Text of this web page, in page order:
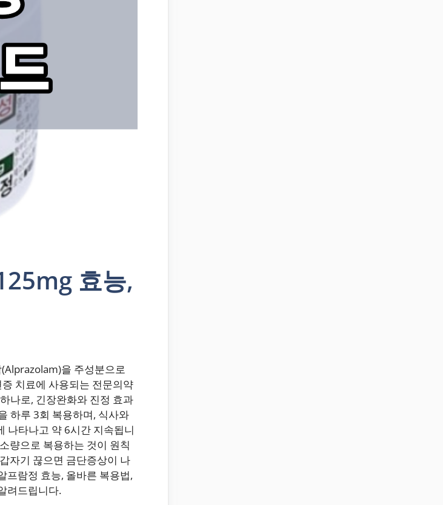
효능,
을 주성분으로
치료에 사용되는 전문의약
나로, 긴장완화와 진정 효과
하루 3회 복용하며, 식사와
나타나고 약 6시간 지속됩니
량으로 복용하는 것이 원칙
자기 끊으면 금단증상이 나
프람정 효능, 올바른 복용법,
려드립니다.